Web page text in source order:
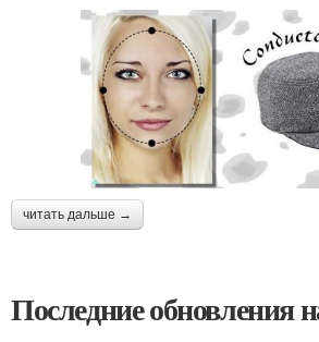
читать дальше →
Последние обновления